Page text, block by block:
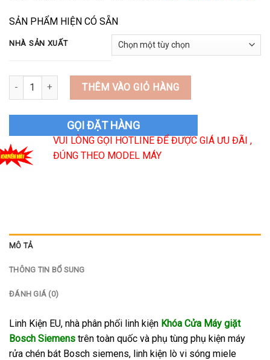
SẢN PHẨM HIỆN CÓ SẴN
NHÀ SẢN XUẤT
Khóa Cửa Máy giặt Bosch Siemens số lượng
THÊM VÀO GIỎ HÀNG
GỌI ĐẶT HÀNG
VUI LÒNG GỌI HOTLINE ĐỂ ĐƯỢC GIÁ ƯU ĐÃI ,
ĐÚNG THEO MODEL MÁY
MÔ TẢ
THÔNG TIN BỔ SUNG
ĐÁNH GIÁ (0)
Linh Kiện EU, nhà phân phối linh kiện Khóa Cửa Máy giặt
Bosch Siemens trên toàn quốc và phụ tùng phụ kiện máy
rửa chén bát Bosch siemens, linh kiện lò vi sóng miele